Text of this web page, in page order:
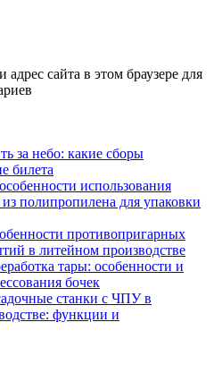
сайта в этом браузере для
за небо: какие сборы
билета
использования
полипропилена для упаковки
противопригарных
в литейном производстве
тары: особенности и
бочек
станки с ЧПУ в
функции и